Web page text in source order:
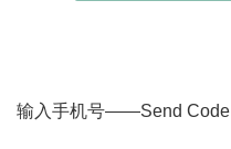
输入手机号——Send Code